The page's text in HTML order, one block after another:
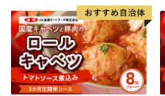
《問い合わせ先》
瑞穂市 ふるさと納税サポート
TEL：0120-414-704
（受付時間：8:30～17:30／土
※土日祝祭日はお休みをいた